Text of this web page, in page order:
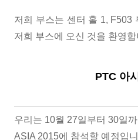
저희 부스는 센터 홀 1, F503
저희 부스에 오신 것을 환영합
PTC 아
우리는 10월 27일부터 30일
ASIA 2015에 참석할 예정입